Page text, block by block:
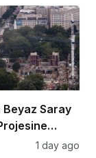
Beyaz Saray
1 day ago